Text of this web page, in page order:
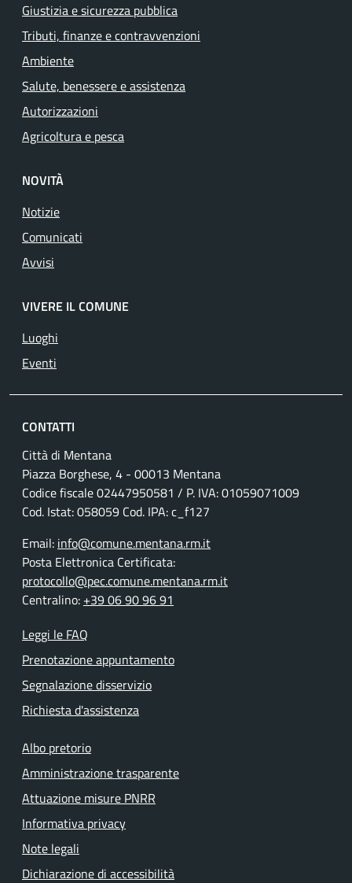
Giustizia e sicurezza pubblica
Tributi, finanze e contravvenzioni
Ambiente
Salute, benessere e assistenza
Autorizzazioni
Agricoltura e pesca
NOVITÀ
Notizie
Comunicati
Avvisi
VIVERE IL COMUNE
Luoghi
Eventi
CONTATTI
Città di Mentana
Piazza Borghese, 4 - 00013 Mentana
Codice fiscale02447950581 / P. IVA:01059071009
Cod. Istat: 058059 Cod. IPA: c_f127
Email: info@comune.mentana.rm.it
Posta Elettronica Certificata:
protocollo@pec.comune.mentana.rm.it
Centralino: +39 06 90 96 91
Leggi le FAQ
Prenotazione appuntamento
Segnalazione disservizio
Richiesta d'assistenza
Albo pretorio
Amministrazione trasparente
Attuazione misure PNRR
Informativa privacy
Note legali
Dichiarazione di accessibilità